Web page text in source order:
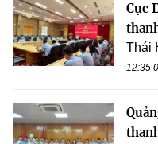
Cục
Thái
12:35